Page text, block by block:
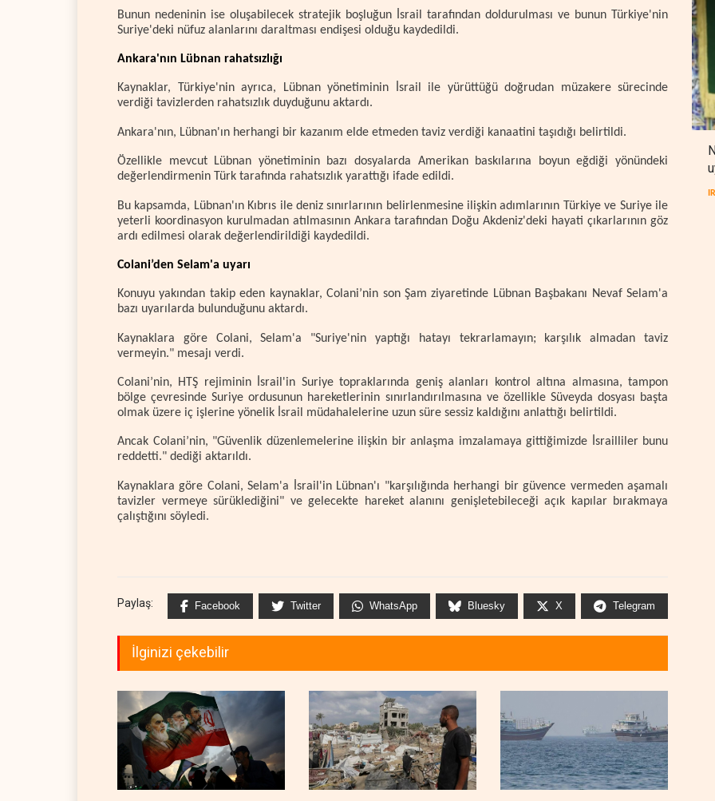
Bunun nedeninin ise oluşabilecek stratejik boşluğun İsrail tarafından doldurulması ve bunun Türkiye'nin
Suriye'deki nüfuz alanlarını daraltması endişesi olduğu kaydedildi.
Ankara'nın Lübnan rahatsızlığı
Kaynaklar, Türkiye'nin ayrıca, Lübnan yönetiminin İsrail ile yürüttüğü doğrudan müzakere sürecinde
verdiği tavizlerden rahatsızlık duyduğunu aktardı.
Ankara'nın, Lübnan'ın herhangi bir kazanım elde etmeden taviz verdiği kanaatini taşıdığı belirtildi.
Özellikle mevcut Lübnan yönetiminin bazı dosyalarda Amerikan baskılarına boyun eğdiği yönündeki
değerlendirmenin Türk tarafında rahatsızlık yarattığı ifade edildi.
Bu kapsamda, Lübnan'ın Kıbrıs ile deniz sınırlarının belirlenmesine ilişkin adımlarının Türkiye ve Suriye ile
yeterli koordinasyon kurulmadan atılmasının Ankara tarafından Doğu Akdeniz'deki hayati çıkarlarının göz
ardı edilmesi olarak değerlendirildiği kaydedildi.
Colani’den Selam'a uyarı
Konuyu yakından takip eden kaynaklar, Colani’nin son Şam ziyaretinde Lübnan Başbakanı Nevaf Selam'a
bazı uyarılarda bulunduğunu aktardı.
Kaynaklara göre Colani, Selam'a "Suriye'nin yaptığı hatayı tekrarlamayın; karşılık almadan taviz
vermeyin." mesajı verdi.
Colani’nin, HTŞ rejiminin İsrail'in Suriye topraklarında geniş alanları kontrol altına almasına, tampon
bölge çevresinde Suriye ordusunun hareketlerinin sınırlandırılmasına ve özellikle Süveyda dosyası başta
olmak üzere iç işlerine yönelik İsrail müdahalelerine uzun süre sessiz kaldığını anlattığı belirtildi.
Ancak Colani’nin, "Güvenlik düzenlemelerine ilişkin bir anlaşma imzalamaya gittiğimizde İsrailliler bunu
reddetti." dediği aktarıldı.
Kaynaklara göre Colani, Selam'a İsrail'in Lübnan'ı "karşılığında herhangi bir güvence vermeden aşamalı
tavizler vermeye sürüklediğini" ve gelecekte hareket alanını genişletebileceği açık kapılar bırakmaya
çalıştığını söyledi.
Paylaş: Facebook Twitter WhatsApp Bluesky X Telegram
İlginizi çekebilir